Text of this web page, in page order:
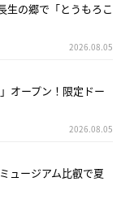
生の郷で「とうもろこ
2026.08.05
オープン！限定ドー
2026.08.05
ュージアム比叡で夏